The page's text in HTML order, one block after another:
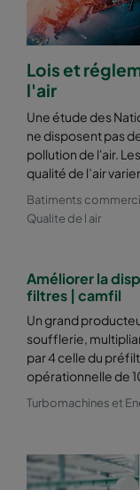
2550
2550
2550
2550
2550
2550
2550
2550
2550
Lois et
l'air
Une étude des
ne disposent pas
pollution de l'air.
qualité de l’air
Batiments
Qualite de l air
Améliorer la
filtres | camfil
Un grand
soufflerie,
par 4 celle du
opérationnelle de
Turbomachines et